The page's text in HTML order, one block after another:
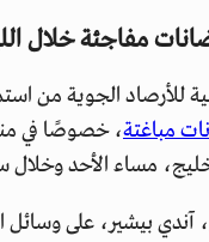
مفاجئة خلال
للأرصاد الجوية من
مباغتة، خصوصًا في
مساء الأحد وخلال
آندي بيشير، على وسائل